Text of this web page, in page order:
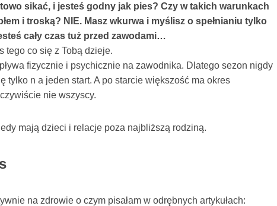
sikać, i jesteś godny jak pies? Czy w takich warunkach
i troską? NIE. Masz wkurwa i myślisz o spełnianiu tylko
cały czas tuż przed zawodami…
tego co się z Tobą dzieje.
fizycznie i psychicznie na zawodnika. Dlatego sezon nigdy
tylko n a jeden start. A po starcie większość ma okres
nie wszyscy.
mają dzieci i relacje poza najbliższą rodziną.
na zdrowie o czym pisałam w odrębnych artykułach: